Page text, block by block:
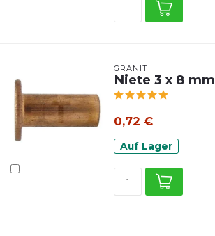
GRANIT
Niete 3 x 8 mm
0,72 €
Auf Lager